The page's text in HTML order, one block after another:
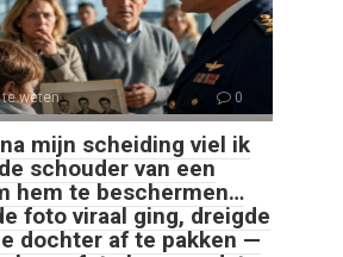
weten 0
mijn scheiding viel ik
schouder van een
hem te beschermen…
foto viraal ging, dreigde
dochter af te pakken —